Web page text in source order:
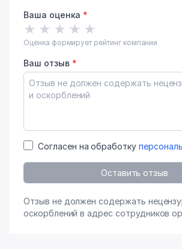
Ваша оценка *
★ ★ ★ ★ ★
Оценка формирует рейтинг компании
Ваш отзыв *
Согласен на обработку
Оставить отзыв
Отзыв не должен содержать
оскорблений в адрес сотрудников